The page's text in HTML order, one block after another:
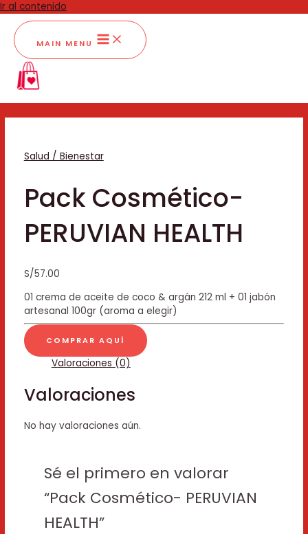
Ir al contenido
MAIN MENU
Salud / Bienestar
Pack Cosmético-
PERUVIAN HEALTH
S/57.00
01 crema de aceite de coco & argán 212 ml + 01 jabón
artesanal 100gr (aroma a elegir)
COMPRAR AQUÍ
Valoraciones (0)
Valoraciones
No hay valoraciones aún.
Sé el primero en valorar
“Pack Cosmético- PERUVIAN
HEALTH”